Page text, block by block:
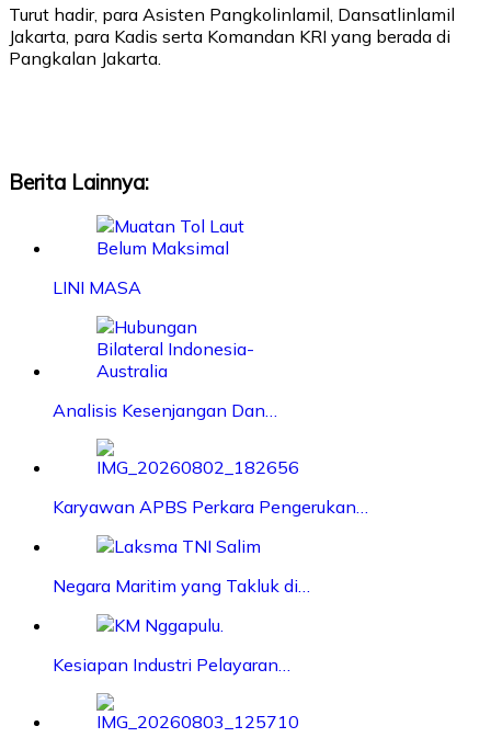
Turut hadir, para Asisten Pangkolinlamil, Dansatlinlamil
Jakarta, para Kadis serta Komandan KRI yang berada di
Pangkalan Jakarta.
Berita Lainnya:
LINI MASA
Analisis Kesenjangan Dan…
Karyawan APBS Perkara Pengerukan…
Negara Maritim yang Takluk di…
Kesiapan Industri Pelayaran…